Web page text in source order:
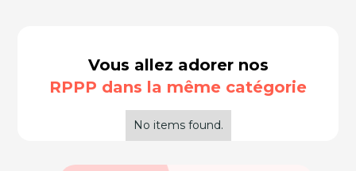
Vous allez adorer nos
RPPP dans la même catégorie
No items found.